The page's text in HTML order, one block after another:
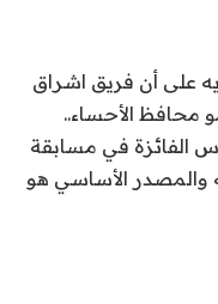
على أن فريق اشراق
محافظ الأحساء..
الفائزة في مسابقة
والمصدر الأساسي هو